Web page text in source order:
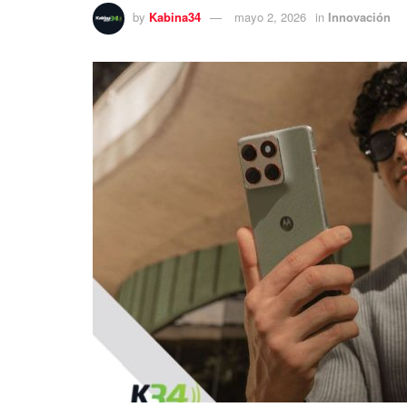
by Kabina34 mayo 2, 2026 in Innovación